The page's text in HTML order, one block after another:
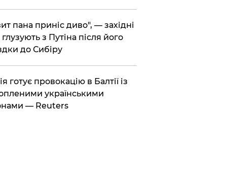
пана приніс диво", — західні
з Путіна після його
до Сибіру
готує провокацію в Балтії із
українськими
— Reuters